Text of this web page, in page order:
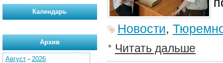
Новости,
Читать дальше
Календарь
Архив
Август - 2026